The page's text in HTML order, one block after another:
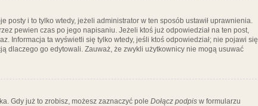
i to tylko wtedy, jeżeli administrator w ten sposób ustawił uprawnienia.
pewien czas po jego napisaniu. Jeżeli ktoś już odpowiedział na ten post,
Informacja ta wyświetli się tylko wtedy, jeśli ktoś odpowiedział; nie pojawi się
dlaczego go edytowali. Zauważ, że zwykli użytkownicy nie mogą usuwać
Gdy już to zrobisz, możesz zaznaczyć pole Dołącz podpis w formularzu